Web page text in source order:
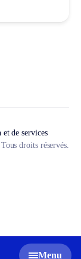
Menu
de services
droits réservés.